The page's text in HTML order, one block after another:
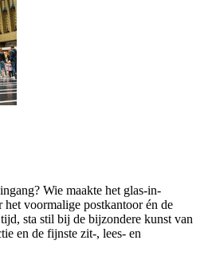
Wie maakte het glas-in-
het voormalige postkantoor én de
sta stil bij de bijzondere kunst van
en de fijnste zit-, lees- en